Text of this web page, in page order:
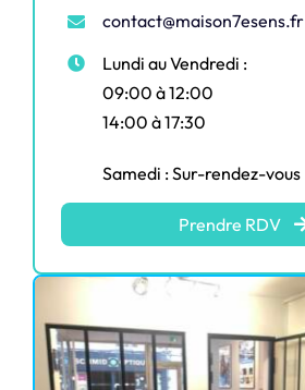
contact@maison7esens.fr
Lundi au Vendredi :
09:00 à 12:00
14:00 à 17:30
Samedi : Sur-rendez-vous
Prendre RDV